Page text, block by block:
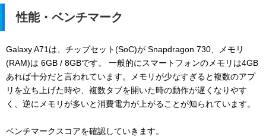
性能・ベンチマーク
Galaxy A71は、チップセット(SoC)が Snapdragon 730、メモリ
(RAM)は 6GB / 8GBです。 一般的にスマートフォンのメモリは4GB
あれば十分だと言われています。メモリが少なすぎると複数のアプ
リを立ち上げた時や、複数タブを開いた時の動作が遅くなりやす
く、逆にメモリが多いと消費電力が上がることが知られています。
ベンチマークスコアを確認していきます。